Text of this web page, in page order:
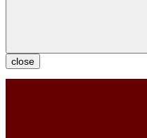
close